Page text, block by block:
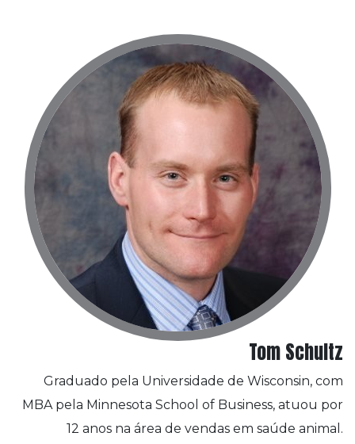
Tom Schultz
Graduado pela Universidade de Wisconsin, com
MBA pela Minnesota School of Business, atuou por
12 anos na área de vendas em saúde animal.